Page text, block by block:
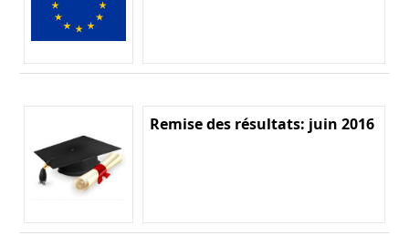
Remise des résultats: juin 2016